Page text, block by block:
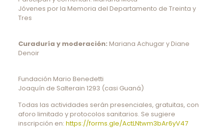
Jóvenes por la Memoria del Departamento de Treinta y
Tres
Curaduría y moderación: Mariana Achugar y Diane
Denoir
Fundación Mario Benedetti
Joaquín de Salterain 1293 (casi Guaná)
Todas las actividades serán presenciales, gratuitas, con
aforo limitado y protocolos sanitarios. Se sugiere
inscripción en: https://forms.gle/ActLNtwm3bAr6yV47